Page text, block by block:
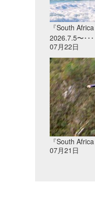
『South
2026.7.5〜･･･
07月22日
『South
07月21日